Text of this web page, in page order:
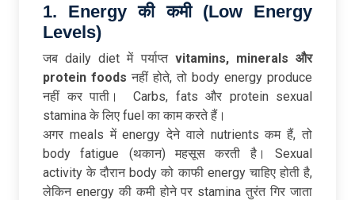
1. Energyकीकमी (Low Energy
Levels)
जब daily diet में पर्याप्त vitamins, mineralsऔर
protein foods नहीं होते, तो body energy produce
नहीं कर पाती। Carbs, fats और protein sexual
stamina के लिए fuel का काम करते हैं।
अगर meals में energy देने वाले nutrients कम हैं, तो
body fatigue (थकान) महसूस करती है। Sexual
activity के दौरान body को काफी energy चाहिए होती है,
लेकिन energy की कमी होने पर stamina तुरंत गिर जाता